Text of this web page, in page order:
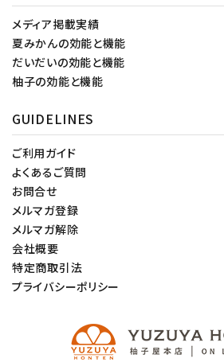
メディア掲載実績
夏みかんの効能と機能
だいだいの効能と機能
柚子の効能と機能
GUIDELINES
ご利用ガイド
よくあるご質問
お問合せ
メルマガ登録
メルマガ解除
会社概要
特定商取引法
プライバシーポリシー